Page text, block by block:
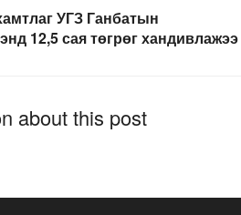
УГЗ Ганбатын
12,5 сая төгрөг хандивлажээ
about this post